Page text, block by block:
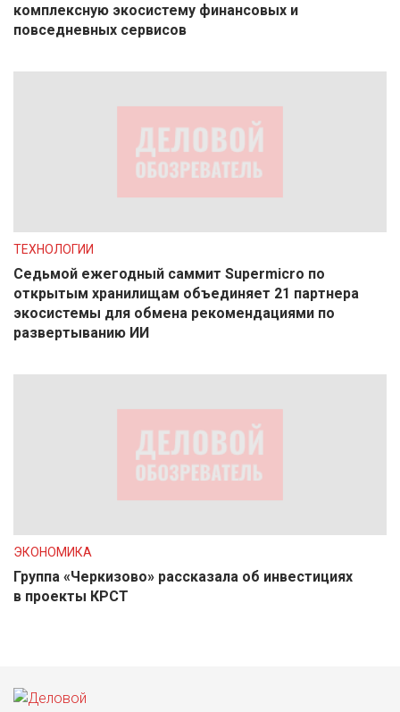
комплексную экосистему финансовых и
повседневных сервисов
ТЕХНОЛОГИИ
Седьмой ежегодный саммит Supermicro по
открытым хранилищам объединяет 21 партнера
экосистемы для обмена рекомендациями по
развертыванию ИИ
ЭКОНОМИКА
Группа «Черкизово» рассказала об инвестициях
в проекты КРСТ